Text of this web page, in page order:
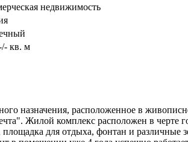
недвижимость
кв. м
назначения, расположенное в
Жилой комплекс расположен в черте
для отдыха, фонтан и